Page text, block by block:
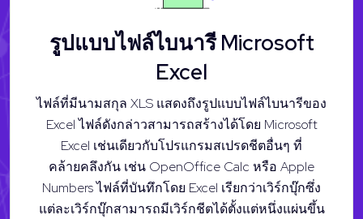
รูปแบบไฟล์ไบนารี Microsoft
Excel
ไฟล์ที่มีนามสกุล XLS แสดงถึงรูปแบบไฟล์ไบนารีของ
Excel ไฟล์ดังกล่าวสามารถสร้างได้โดย Microsoft
Excel เช่นเดียวกับโปรแกรมสเปรดชีตอื่นๆ ที่
คล้ายคลึงกัน เช่น OpenOffice Calc หรือ Apple
Numbers ไฟล์ที่บันทึกโดย Excel เรียกว่าเวิร์กบุ๊กซึ่ง
แต่ละเวิร์กบุ๊กสามารถมีเวิร์กชีตได้ตั้งแต่หนึ่งแผ่นขึ้น